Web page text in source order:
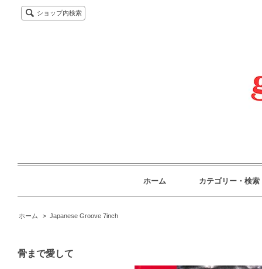
ショップ内検索
ホーム カテゴリー・検索
ホーム > Japanese Groove 7inch
骨まで愛して